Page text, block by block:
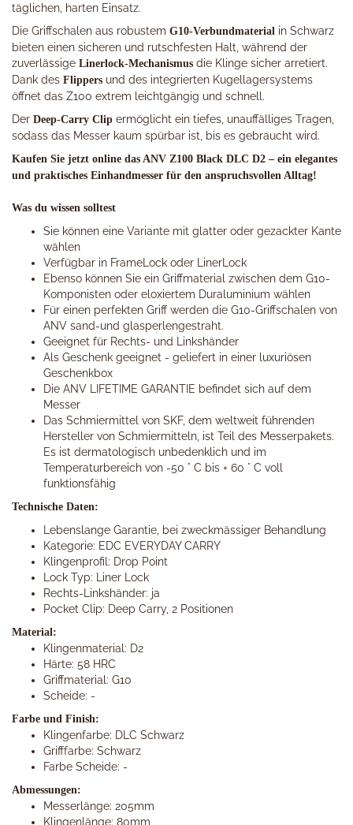
täglichen, harten Einsatz.
Die Griffschalen aus robustem G10-Verbundmaterial in Schwarz
bieten einen sicheren und rutschfesten Halt, während der
zuverlässige Linerlock-Mechanismus die Klinge sicher arretiert.
Dank des Flippers und des integrierten Kugellagersystems
öffnet das Z100 extrem leichtgängig und schnell.
Der Deep-Carry Clip ermöglicht ein tiefes, unauffälliges Tragen,
sodass das Messer kaum spürbar ist, bis es gebraucht wird.
Kaufen Sie jetzt online das ANV Z100 Black DLC D2 – ein elegantes
und praktisches Einhandmesser für den anspruchsvollen Alltag!
Was du wissen solltest
Sie können eine Variante mit glatter oder gezackter Kante
wählen
Verfügbar in FrameLock oder LinerLock
Ebenso können Sie ein Griffmaterial zwischen dem G10-
Komponisten oder eloxiertem Duraluminium wählen
Für einen perfekten Griff werden die G10-Griffschalen von
ANV sand-und glasperlengestraht.
Geeignet für Rechts- und Linkshänder
Als Geschenk geeignet - geliefert in einer luxuriösen
Geschenkbox
Die ANV LIFETIME GARANTIE befindet sich auf dem
Messer
Das Schmiermittel von SKF, dem weltweit führenden
Hersteller von Schmiermitteln, ist Teil des Messerpakets.
Es ist dermatologisch unbedenklich und im
Temperaturbereich von -50 ° C bis + 60 ° C voll
funktionsfähig
Technische Daten:
Lebenslange Garantie, bei zweckmässiger Behandlung
Kategorie: EDC EVERYDAY CARRY
Klingenprofil: Drop Point
Lock Typ: Liner Lock
Rechts-Linkshänder: ja
Pocket Clip: Deep Carry, 2 Positionen
Material:
Klingenmaterial: D2
Härte: 58 HRC
Griffmaterial: G10
Scheide: -
Farbe und Finish:
Klingenfarbe: DLC Schwarz
Grifffarbe: Schwarz
Farbe Scheide: -
Abmessungen:
Messerlänge: 205mm
Klingenlänge: 80mm